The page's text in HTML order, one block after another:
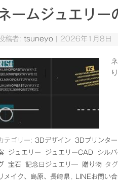
ームジュエリー
稿者:tsuneyo 2026年1月8日
テゴリー: 3Dデザイン 3Dプリンター
ジュエリー ジュエリーCAD シルバ
宝石 記念日ジュエリ― 贈り物 タ
メイク、島原、長崎県
LINEお問い